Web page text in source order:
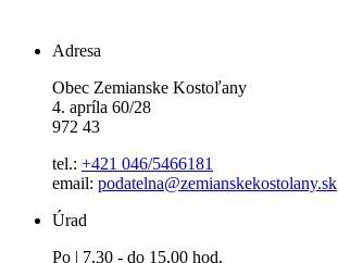
Adresa
Obec Zemianske Kostoľany
4. apríla 60/28
972 43
tel.: +421 046/5466181
email: podatelna@zemianskekostolany.sk
Úrad
Po | 7,30 - do 15,00 hod.